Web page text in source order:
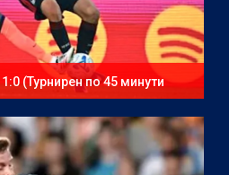
(Турнирен по 45 минути